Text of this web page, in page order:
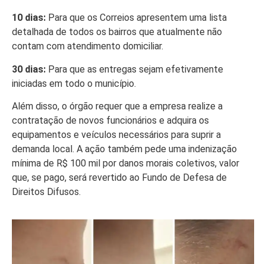
10 dias: Para que os Correios apresentem uma lista
detalhada de todos os bairros que atualmente não
contam com atendimento domiciliar.
30 dias: Para que as entregas sejam efetivamente
iniciadas em todo o município.
Além disso, o órgão requer que a empresa realize a
contratação de novos funcionários e adquira os
equipamentos e veículos necessários para suprir a
demanda local. A ação também pede uma indenização
mínima de R$ 100 mil por danos morais coletivos, valor
que, se pago, será revertido ao Fundo de Defesa de
Direitos Difusos.